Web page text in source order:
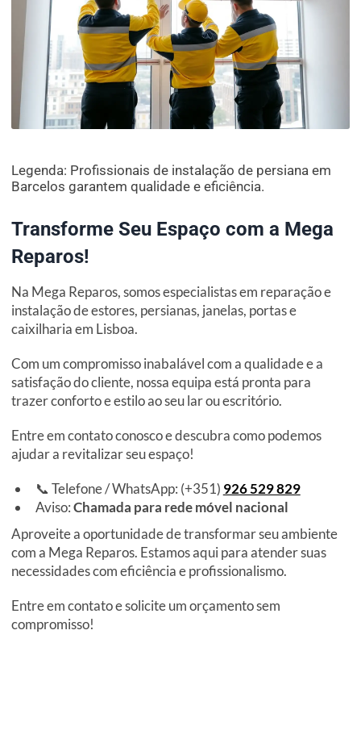
Legenda: Profissionais de instalação de persiana em
Barcelos garantem qualidade e eficiência.
Transforme Seu Espaço com a Mega
Reparos!
Na Mega Reparos, somos especialistas em reparação e
instalação de estores, persianas, janelas, portas e
caixilharia em Lisboa.
Com um compromisso inabalável com a qualidade e a
satisfação do cliente, nossa equipa está pronta para
trazer conforto e estilo ao seu lar ou escritório.
Entre em contato conosco e descubra como podemos
ajudar a revitalizar seu espaço!
📞 Telefone / WhatsApp: (+351) 926 529 829
Aviso:Chamada para rede móvel nacional
Aproveite a oportunidade de transformar seu ambiente
com a Mega Reparos. Estamos aqui para atender suas
necessidades com eficiência e profissionalismo.
Entre em contato e solicite um orçamento sem
compromisso!